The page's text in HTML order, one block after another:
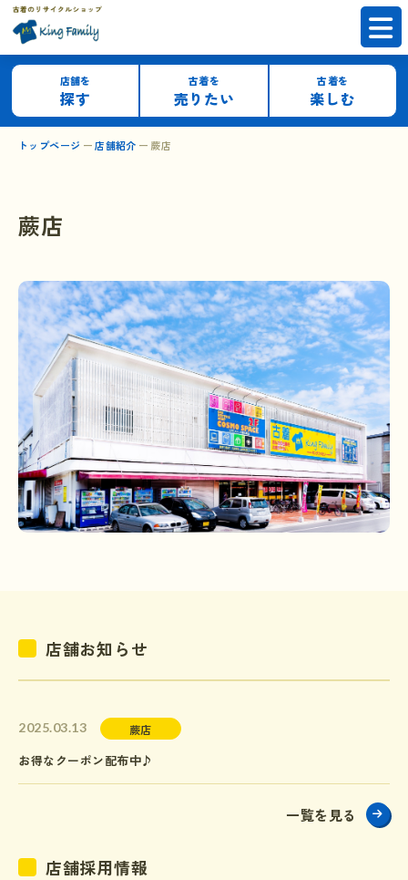
店舗を
探す
古着を
売りたい
古着を
楽しむ
トップページ 店舗紹介 蕨店
蕨店
店舗お知らせ
2025.03.13 蕨店
お得なクーポン配布中♪
一覧を見る
店舗採用情報